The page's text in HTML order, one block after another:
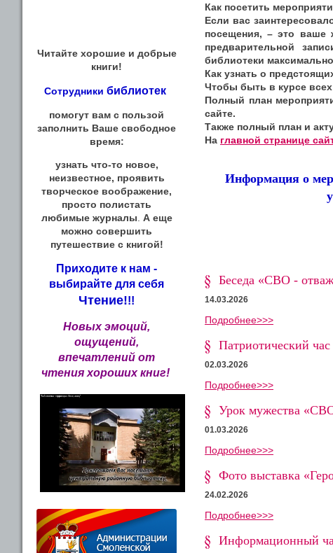
Как посетить
Если вас
посещения, – это ваше
предварительной
библиотеки
Как узнать о
Чтобы быть в курсе
Полный план
сайте.
Также полный план и
На главной странице
Информация о
Беседа «СВО -
14.03.2026
Подробнее>>>
Патриотический
02.03.2026
Подробнее>>>
Урок мужества
01.03.2026
Подробнее>>>
Фото выставка
24.02.2026
Подробнее>>>
Информационный
Читайте хорошие и добрые
книги!
Сотрудники библиотек
помогут вам с пользой
заполнить Ваше свободное
время:
узнать что-то новое,
неизвестное, проявить
творческое воображение,
просто полистать
любимые журналы А еще
можно совершить
путешествие с книгой!
Приходите к нам -
выбирайте для себя
Чтение!!!
Новых эмоций,
ощущений,
впечатлений от
чтения хороших книг!